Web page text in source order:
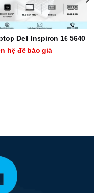
Dell Inspiron 16 5640
hệ để báo giá